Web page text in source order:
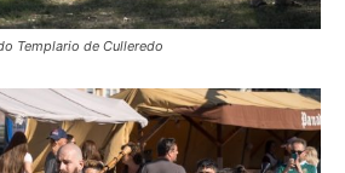
Templario de Culleredo